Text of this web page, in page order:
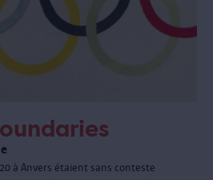
à Anvers étaient sans conteste